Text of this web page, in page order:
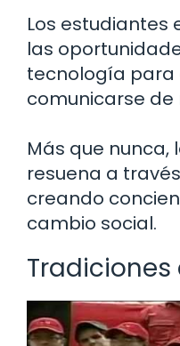
Los
las
tecnología para
comunicarse
Más que nunca,
resuena a
creando
cambio social.